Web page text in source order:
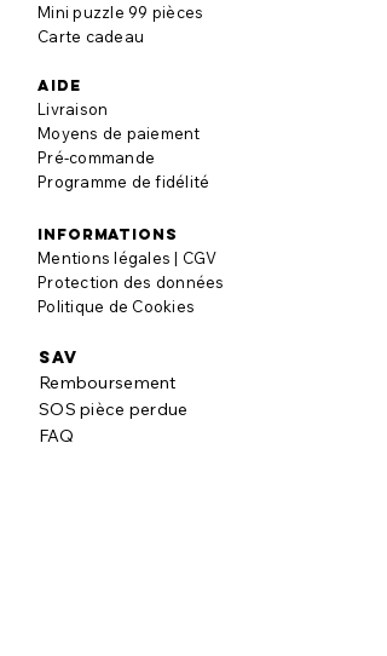
Mini puzzle 99 pièces
Carte cadeau
aide
Livraison
Moyens de paiement
Pré-commande
Programme de fidélité
informations
Mentions légales | CGV
Protection des données
Politique de Cookies
SAV
Remboursement
SOS pièce perdue
FAQ